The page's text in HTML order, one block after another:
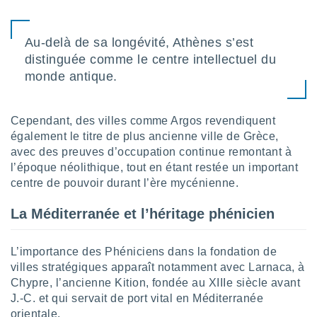
pour
ce site
IP et
Au-delà de sa longévité, Athènes s’est
distinguée comme le centre intellectuel du
monde antique.
Cependant, des villes comme Argos revendiquent
également le titre de plus ancienne ville de Grèce,
avec des preuves d’occupation continue remontant à
l’époque néolithique, tout en étant restée un important
centre de pouvoir durant l’ère mycénienne.
La Méditerranée et l’héritage phénicien
L’importance des Phéniciens dans la fondation de
villes stratégiques apparaît notamment avec Larnaca, à
Chypre, l’ancienne Kition, fondée au XIIIe siècle avant
J.-C. et qui servait de port vital en Méditerranée
orientale.